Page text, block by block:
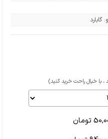
گابارد
با خیال راحت خرید کنید)
تومان